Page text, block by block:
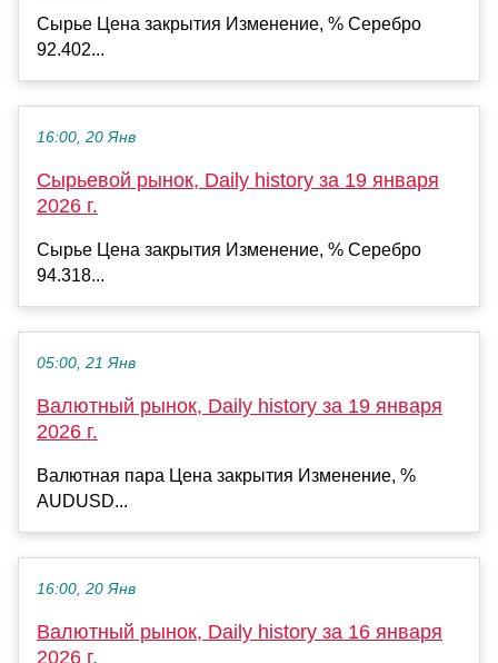
Сырье Цена закрытия Изменение, % Серебро
92.402...
16:00, 20 Янв
Сырьевой рынок, Daily history за 19 января
2026 г.
Сырье Цена закрытия Изменение, % Серебро
94.318...
05:00, 21 Янв
Валютный рынок, Daily history за 19 января
2026 г.
Валютная пара Цена закрытия Изменение, %
AUDUSD...
16:00, 20 Янв
Валютный рынок, Daily history за 16 января
2026 г.